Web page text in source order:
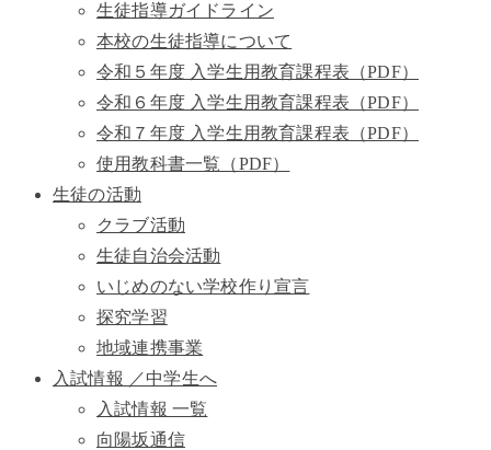
生徒指導ガイドライン
本校の生徒指導について
令和５年度 入学生用教育課程表（PDF）
令和６年度 入学生用教育課程表（PDF）
令和７年度 入学生用教育課程表（PDF）
使用教科書一覧（PDF）
生徒の活動
クラブ活動
生徒自治会活動
いじめのない学校作り宣言
探究学習
地域連携事業
入試情報 ／中学生へ
入試情報 一覧
向陽坂通信